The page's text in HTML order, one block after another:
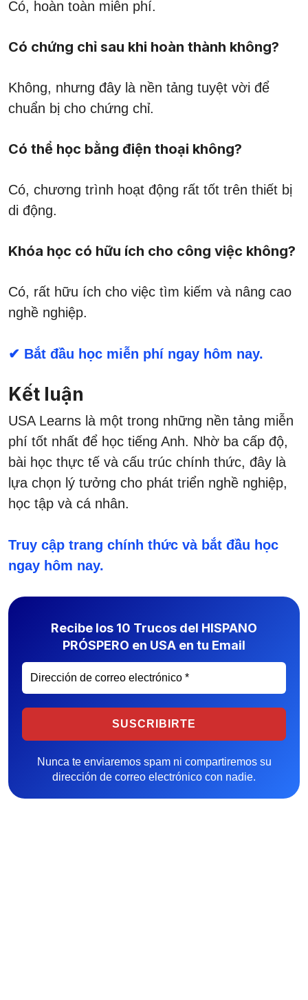
Có, hoàn toàn miễn phí.
Có chứng chỉ sau khi hoàn thành không?
Không, nhưng đây là nền tảng tuyệt vời để
chuẩn bị cho chứng chỉ.
Có thể học bằng điện thoại không?
Có, chương trình hoạt động rất tốt trên thiết bị
di động.
Khóa học có hữu ích cho công việc không?
Có, rất hữu ích cho việc tìm kiếm và nâng cao
nghề nghiệp.
✔ Bắt đầu học miễn phí ngay hôm nay.
Kết luận
USA Learns là một trong những nền tảng miễn
phí tốt nhất để học tiếng Anh. Nhờ ba cấp độ,
bài học thực tế và cấu trúc chính thức, đây là
lựa chọn lý tưởng cho phát triển nghề nghiệp,
học tập và cá nhân.
Truy cập trang chính thức và bắt đầu học
ngay hôm nay.
Recibe los 10 Trucos del HISPANO
PRÓSPERO en USA en tu Email
Nunca te enviaremos spam ni compartiremos su
dirección de correo electrónico con nadie.